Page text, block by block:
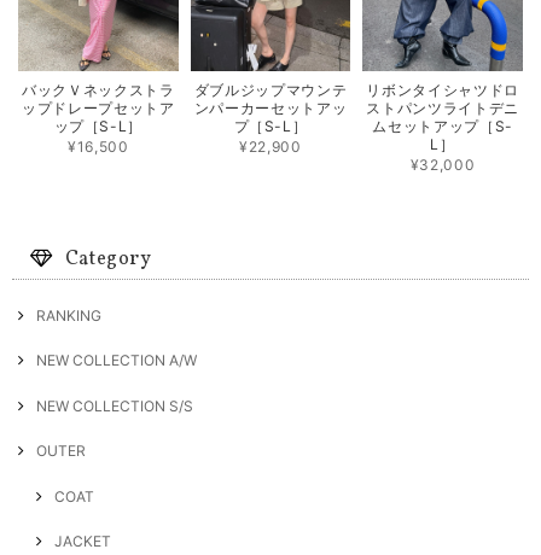
バックＶネックストラ
ップドレープセットア
ップ［S-L］
¥16,500
ダブルジップマウンテ
ンパーカーセットアッ
プ［S-L］
¥22,900
リボンタイシャツドロ
ストパンツライトデニ
ムセットアップ［S-
L］
¥32,000
Category
RANKING
NEW COLLECTION A/W
NEW COLLECTION S/S
OUTER
COAT
JACKET